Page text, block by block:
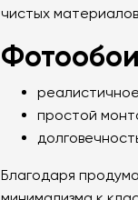
чистых
простой
Благодаря